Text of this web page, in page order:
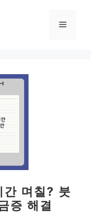
메
간 며칠? 붓
증 해결